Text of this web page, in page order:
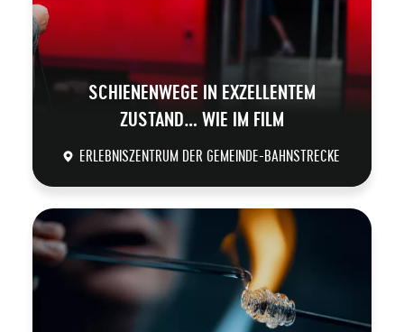
SCHIENENWEGE IN EXZELLENTEM
ZUSTAND… WIE IM FILM
ERLEBNISZENTRUM DER GEMEINDE-BAHNSTRECKE